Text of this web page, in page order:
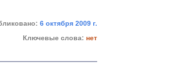
6 октября 2009 г.
Ключевые слова: нет